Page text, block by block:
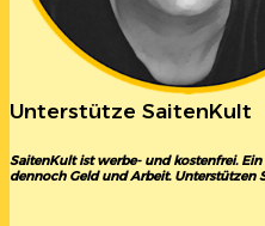
Unterstütze SaitenKult
SaitenKult ist werbe- und kostenfrei.
dennoch Geld und Arbeit. Unterstützen